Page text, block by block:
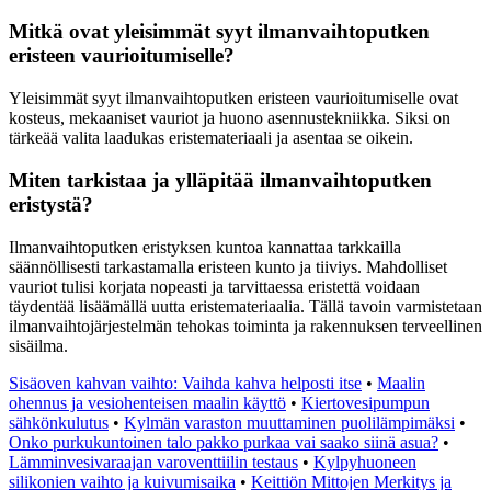
Mitkä ovat yleisimmät syyt ilmanvaihtoputken
eristeen vaurioitumiselle?
Yleisimmät syyt ilmanvaihtoputken eristeen vaurioitumiselle ovat
kosteus, mekaaniset vauriot ja huono asennustekniikka. Siksi on
tärkeää valita laadukas eristemateriaali ja asentaa se oikein.
Miten tarkistaa ja ylläpitää ilmanvaihtoputken
eristystä?
Ilmanvaihtoputken eristyksen kuntoa kannattaa tarkkailla
säännöllisesti tarkastamalla eristeen kunto ja tiiviys. Mahdolliset
vauriot tulisi korjata nopeasti ja tarvittaessa eristettä voidaan
täydentää lisäämällä uutta eristemateriaalia. Tällä tavoin varmistetaan
ilmanvaihtojärjestelmän tehokas toiminta ja rakennuksen terveellinen
sisäilma.
Sisäoven kahvan vaihto: Vaihda kahva helposti itse • Maalin
ohennus ja vesiohenteisen maalin käyttö • Kiertovesipumpun
sähkönkulutus • Kylmän varaston muuttaminen puolilämpimäksi •
Onko purkukuntoinen talo pakko purkaa vai saako siinä asua? •
Lämminvesivaraajan varoventtiilin testaus • Kylpyhuoneen
silikonien vaihto ja kuivumisaika • Keittiön Mittojen Merkitys ja